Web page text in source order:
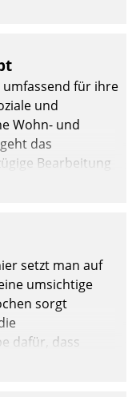
umfassend für ihre
und
Wohn- und
das
Bearbeitung
das
eigenen Kanal
setzt man auf
umsichtige
sorgt
dafür, dass
es sein muss,